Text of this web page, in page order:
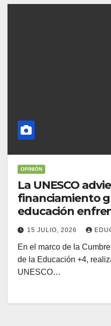
OPINIÓN
La UNESCO
financiamiento
educación
de mayores
15 JULIO, 2026
En el marco de la
de la Educación +4,
UNESCO…